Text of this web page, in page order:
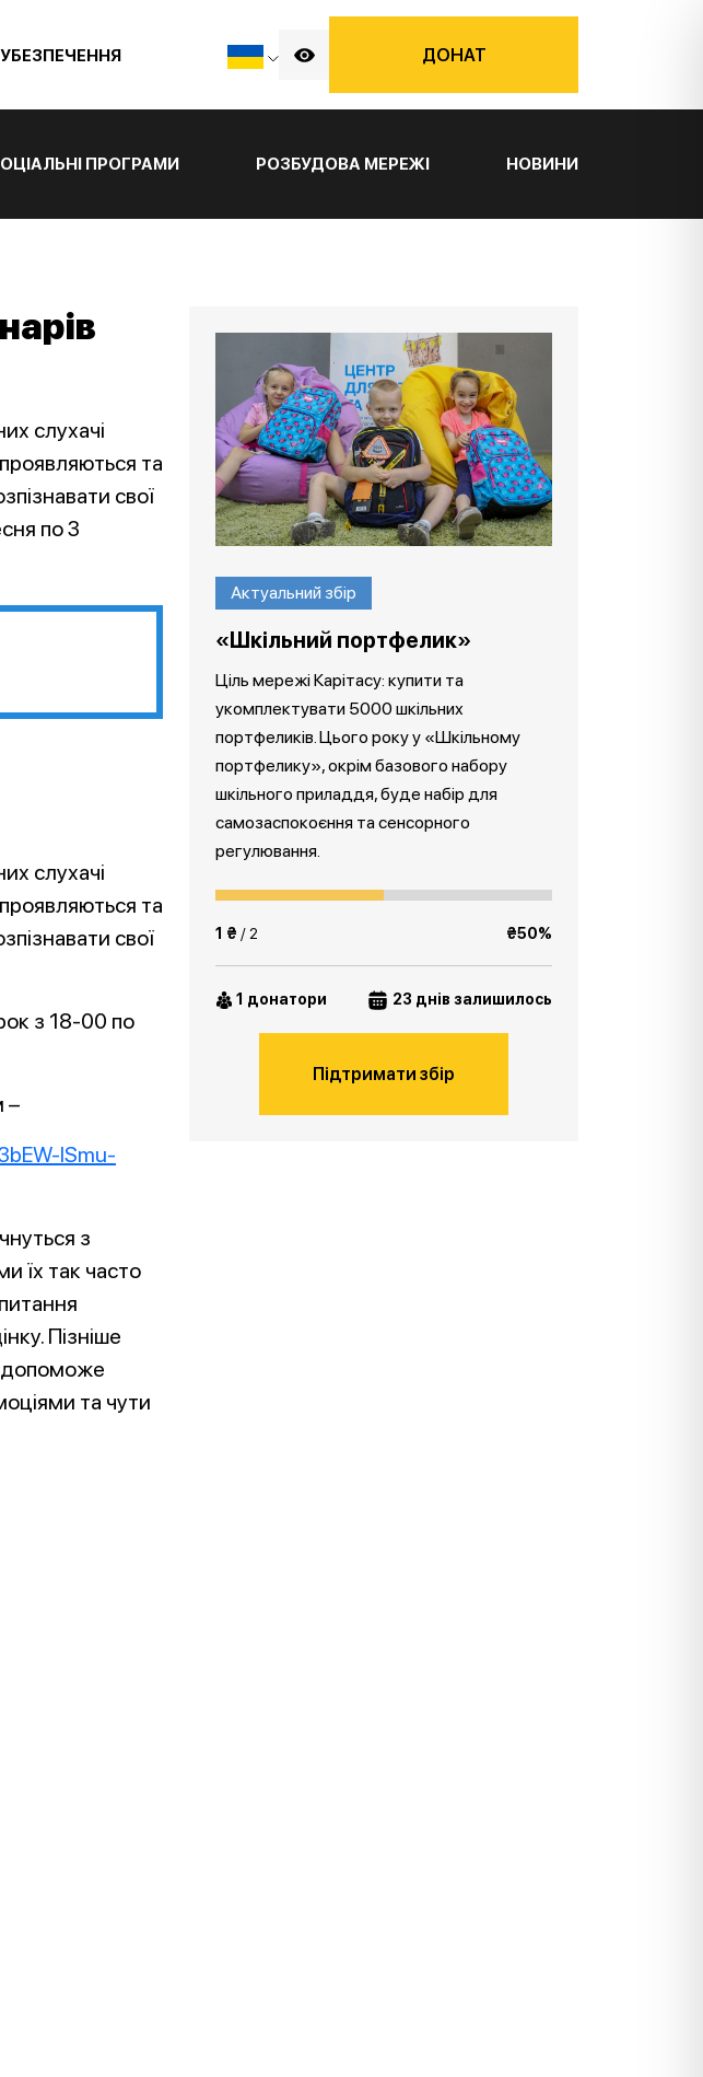
УБЕЗПЕЧЕННЯ ДОНАТ
ПРОГРАМИ РОЗБУДОВА МЕРЕЖІ НОВИНИ
слухачі
та
свої
по 3
слухачі
та
свої
з 18-00 по
–
ISmu-
з
їх так часто
Пізніше
допоможе
та чути
Актуальний збір
«Шкільний портфелик»
Ціль мережі Карітасу: купити та
укомплектувати 5000 шкільних
портфеликів. Цього року у «Шкільному
портфелику», окрім базового набору
шкільного приладдя, буде набір для
самозаспокоєння та сенсорного
регулювання.
1 ₴ / 2 ₴50%
1 донатори 23 днів залишилось
Підтримати збір